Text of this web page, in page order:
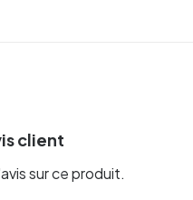
client
sur ce produit.